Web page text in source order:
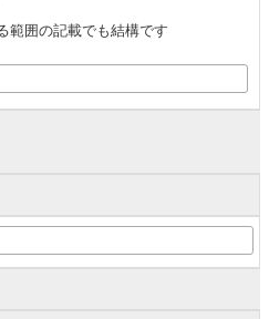
範囲の記載でも結構です